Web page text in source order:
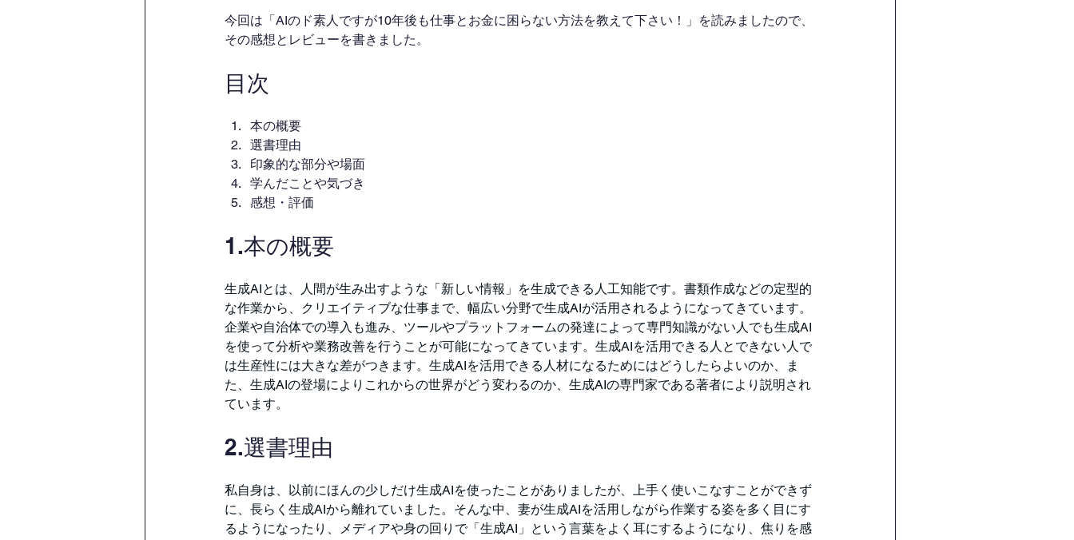
今回は「AIのド素人ですが10年後も仕事とお金に困らない方法を教えて下さい！」を読みましたので、
その感想とレビューを書きました。
目次
本の概要
選書理由
印象的な部分や場面
学んだことや気づき
感想・評価
1.本の概要
生成AIとは、人間が生み出すような「新しい情報」を生成できる人工知能です。書類作成などの定型的
な作業から、クリエイティブな仕事まで、幅広い分野で生成AIが活用されるようになってきています。
企業や自治体での導入も進み、ツールやプラットフォームの発達によって専門知識がない人でも生成AI
を使って分析や業務改善を行うことが可能になってきています。生成AIを活用できる人とできない人で
は生産性には大きな差がつきます。生成AIを活用できる人材になるためにはどうしたらよいのか、ま
た、生成AIの登場によりこれからの世界がどう変わるのか、生成AIの専門家である著者により説明され
ています。
2.選書理由
私自身は、以前にほんの少しだけ生成AIを使ったことがありましたが、上手く使いこなすことができず
に、長らく生成AIから離れていました。そんな中、妻が生成AIを活用しながら作業する姿を多く目にす
るようになったり、メディアや身の回りで「生成AI」という言葉をよく耳にするようになり、焦りを感